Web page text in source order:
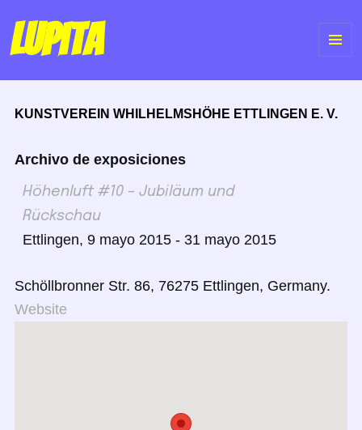
Lupita
Y
KUNSTVEREIN WHILHELMSHÖHE ETTLINGEN E. V.
Archivo de exposiciones
Höhenluft #10 – Jubiläum und
Rückschau
Ettlingen, 9 mayo 2015 - 31 mayo 2015
Schöllbronner Str. 86, 76275 Ettlingen, Germany.
Website